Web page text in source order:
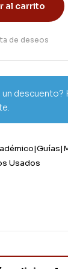
al carrito
de deseos
un descuento?
Usados